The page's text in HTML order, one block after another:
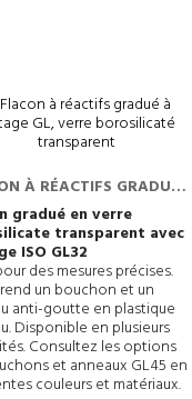
À RÉACTIFS GRADUÉ
BOROSILICATÉ
GL
gradué en verre
transparent avec
ISO GL32
des mesures précises.
un bouchon et un
anti-goutte en plastique
Disponible en plusieurs
Consultez les options
et anneaux GL45 en
couleurs et matériaux.